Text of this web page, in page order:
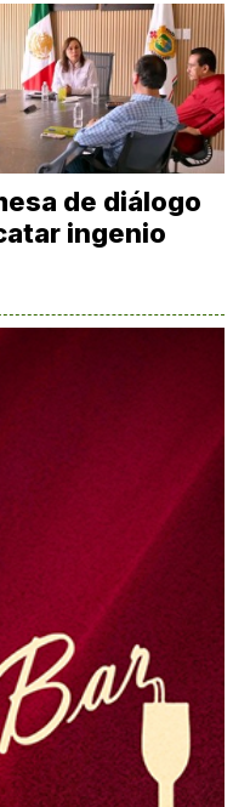
de diálogo
ingenio